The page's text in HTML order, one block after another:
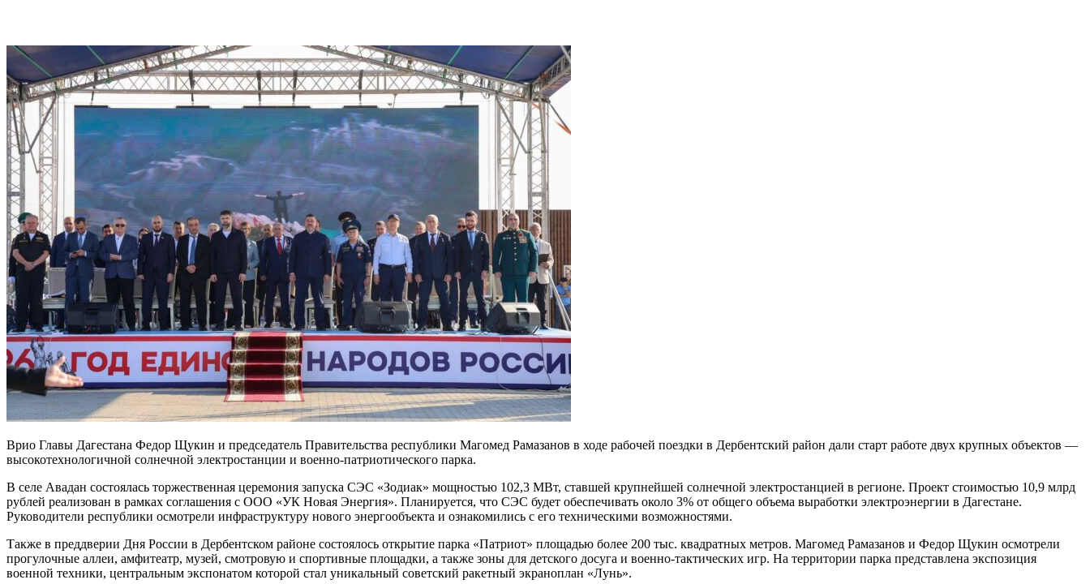
Врио Главы Дагестана Федор Щукин и председатель Правительства республики Магомед Рамазанов в ходе рабочей поездки в Дербентский район дали старт работе двух крупных объектов —
высокотехнологичной солнечной электростанции и военно-патриотического парка.
В селе Авадан состоялась торжественная церемония запуска СЭС «Зодиак» мощностью 102,3 МВт, ставшей крупнейшей солнечной электростанцией в регионе. Проект стоимостью 10,9 млрд
рублей реализован в рамках соглашения с ООО «УК Новая Энергия». Планируется, что СЭС будет обеспечивать около 3% от общего объема выработки электроэнергии в Дагестане.
Руководители республики осмотрели инфраструктуру нового энергообъекта и ознакомились с его техническими возможностями.
Также в преддверии Дня России в Дербентском районе состоялось открытие парка «Патриот» площадью более 200 тыс. квадратных метров. Магомед Рамазанов и Федор Щукин осмотрели
прогулочные аллеи, амфитеатр, музей, смотровую и спортивные площадки, а также зоны для детского досуга и военно-тактических игр. На территории парка представлена экспозиция
военной техники, центральным экспонатом которой стал уникальный советский ракетный экраноплан «Лунь».